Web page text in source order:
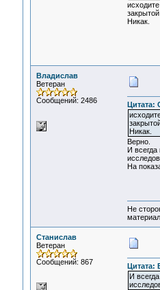
Никак.
Владислав
Ветеран
Сообщений: 2486
Цитата:
Никак.
Верно.
И
На
Не
Станислав
Ветеран
Сообщений: 867
Цитата:
И